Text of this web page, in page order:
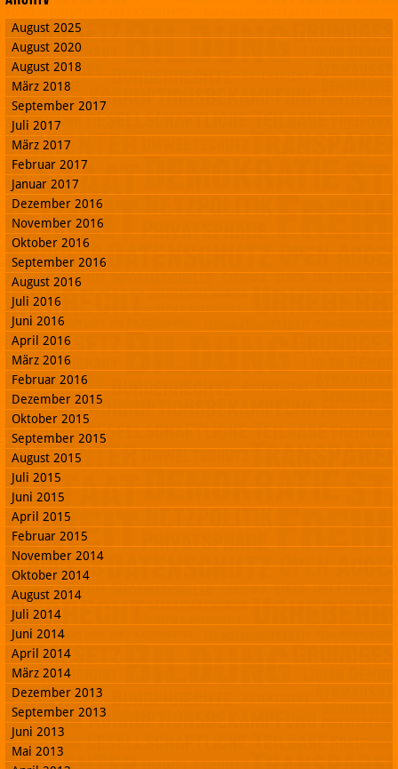
August 2025
August 2020
August 2018
März 2018
September 2017
Juli 2017
März 2017
Februar 2017
Januar 2017
Dezember 2016
November 2016
Oktober 2016
September 2016
August 2016
Juli 2016
Juni 2016
April 2016
März 2016
Februar 2016
Dezember 2015
Oktober 2015
September 2015
August 2015
Juli 2015
Juni 2015
April 2015
Februar 2015
November 2014
Oktober 2014
August 2014
Juli 2014
Juni 2014
April 2014
März 2014
Dezember 2013
September 2013
Juni 2013
Mai 2013